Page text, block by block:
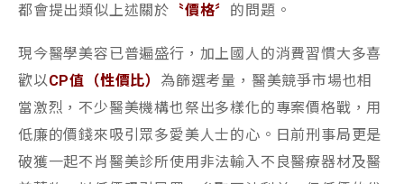
都會提出類似上述關於 〝價格〞 的問題。
現今醫學美容已普遍盛行，加上國人的消費習慣大多喜
歡以CP值（性價比） 為篩選考量，醫美競爭市場也相
當激烈，不少醫美機構也祭出多樣化的專案價格戰，用
低廉的價錢來吸引眾多愛美人士的心。日前刑事局更是
破獲一起不肖醫美診所使用非法輸入不良醫療器材及醫